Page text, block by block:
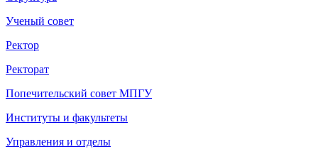
Ученый совет
Ректор
Ректорат
Попечительский совет МПГУ
Институты и факультеты
Управления и отделы